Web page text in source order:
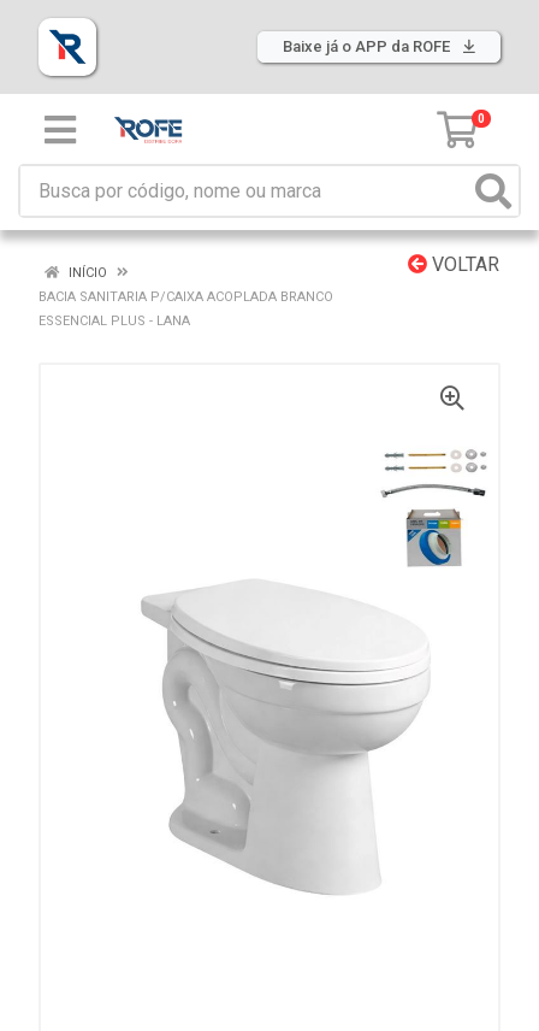
Baixe já o APP da ROFE
0
VOLTAR
INÍCIO
BACIA SANITARIA P/CAIXA ACOPLADA BRANCO
ESSENCIAL PLUS - LANA